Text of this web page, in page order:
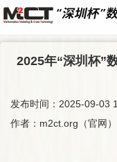
2025年“深圳杯”
发布时间：2025-09-03
作者：m2ct.org（官网